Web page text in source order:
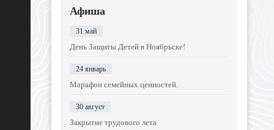
Афиша
31 май
День Защиты Детей в Ноябрьске!
24 январь
Марафон семейных ценностей.
30 август
Закрытие трудового лета